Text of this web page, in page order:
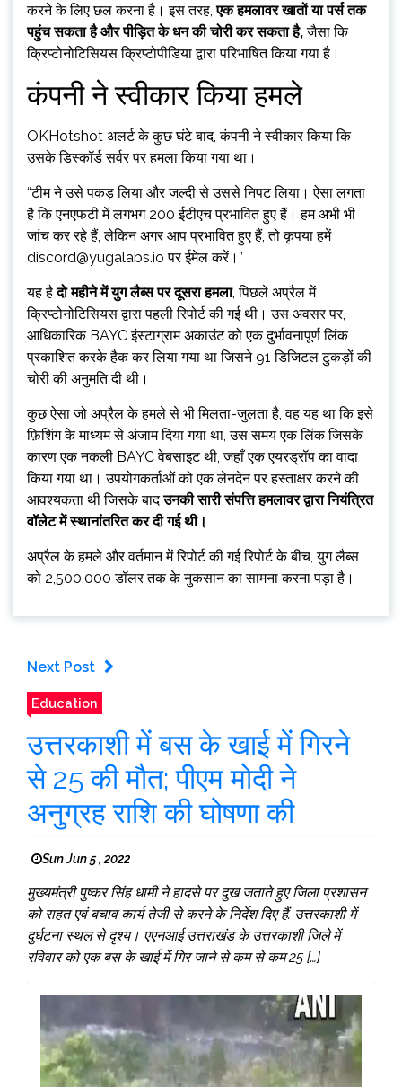
करने के लिए छल करना है। इस तरह, एक हमलावर खातों या पर्स तक
पहुंच सकता है और पीड़ित के धन की चोरी कर सकता है,जैसा कि
क्रिप्टोनोटिसियस क्रिप्टोपीडिया द्वारा परिभाषित किया गया है।
कंपनी ने स्वीकार किया हमले
OKHotshot अलर्ट के कुछ घंटे बाद, कंपनी ने स्वीकार किया कि
उसके डिस्कॉर्ड सर्वर पर हमला किया गया था।
“टीम ने उसे पकड़ लिया और जल्दी से उससे निपट लिया। ऐसा लगता
है कि एनएफटी में लगभग 200 ईटीएच प्रभावित हुए हैं। हम अभी भी
जांच कर रहे हैं, लेकिन अगर आप प्रभावित हुए हैं, तो कृपया हमें
discord@yugalabs.io पर ईमेल करें।”
यह हैदो महीने में युग लैब्स पर दूसरा हमला, पिछले अप्रैल में
क्रिप्टोनोटिसियस द्वारा पहली रिपोर्ट की गई थी। उस अवसर पर,
आधिकारिक BAYC इंस्टाग्राम अकाउंट को एक दुर्भावनापूर्ण लिंक
प्रकाशित करके हैक कर लिया गया था जिसने 91 डिजिटल टुकड़ों की
चोरी की अनुमति दी थी।
कुछ ऐसा जो अप्रैल के हमले से भी मिलता-जुलता है, वह यह था कि इसे
फ़िशिंग के माध्यम से अंजाम दिया गया था, उस समय एक लिंक जिसके
कारण एक नकली BAYC वेबसाइट थी, जहाँ एक एयरड्रॉप का वादा
किया गया था। उपयोगकर्ताओं को एक लेनदेन पर हस्ताक्षर करने की
आवश्यकता थी जिसके बादउनकी सारी संपत्ति हमलावर द्वारा नियंत्रित
वॉलेट में स्थानांतरित कर दी गई थी।
अप्रैल के हमले और वर्तमान में रिपोर्ट की गई रिपोर्ट के बीच, युग लैब्स
को 2,500,000 डॉलर तक के नुकसान का सामना करना पड़ा है।
Next Post
Education
उत्तरकाशी में बस के खाई में गिरने
से 25 की मौत; पीएम मोदी ने
अनुग्रह राशि की घोषणा की
Sun Jun 5 , 2022
मुख्यमंत्री पुष्कर सिंह धामी ने हादसे पर दुख जताते हुए जिला प्रशासन
को राहत एवं बचाव कार्य तेजी से करने के निर्देश दिए हैं. उत्तरकाशी में
दुर्घटना स्थल से दृश्य। एएनआई उत्तराखंड के उत्तरकाशी जिले में
रविवार को एक बस के खाई में गिर जाने से कम से कम 25 […]